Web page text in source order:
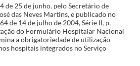
de 25 de junho, pelo Secretário de
das Neves Martins, e publicado no
de 14 de julho de 2004, Série II, p.
do Formulário Hospitalar Nacional
a obrigatoriedade de utilização
hospitais integrados no Serviço